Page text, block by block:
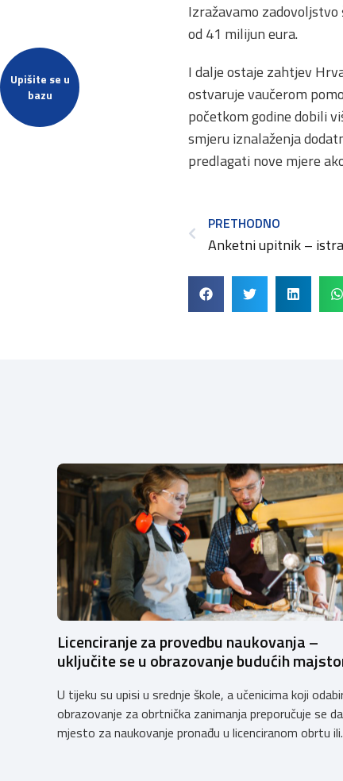
Upišite se u
bazu
Izražavamo
od 41 milijun eura.
I dalje ostaje zahtjev
ostvaruje vaučerom
početkom godine dobili
smjeru iznalaženja
predlagati nove mjere
PRETHODNO
Licenciranje za provedbu naukovanja –
uključite se u obrazovanje budućih
U tijeku su upisi u srednje škole, a učenicima koji
obrazovanje za obrtnička zanimanja preporučuje se da
mjesto za naukovanje pronađu u licenciranom obrtu ili